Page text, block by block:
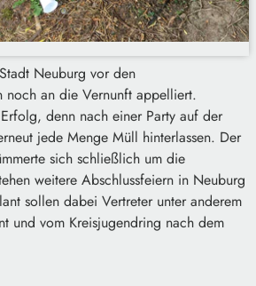
Neuburg vor den
noch an die Vernunft appelliert.
denn nach einer Party auf der
jede Menge Müll hinterlassen. Der
sich schließlich um die
weitere Abschlussfeiern in Neuburg
sollen dabei Vertreter unter anderem
und vom Kreisjugendring nach dem